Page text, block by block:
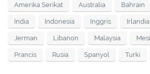
Amerika Serikat Australia Bahrain
India Indonesia Inggris Irlandia
Jerman Libanon Malaysia
Prancis Rusia Spanyol Turki